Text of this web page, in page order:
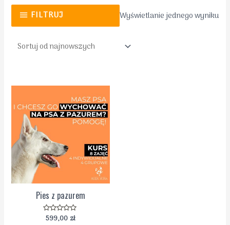
FILTRUJ Wyświetlanie jednego wyniku
Pies z pazurem
Oceniono
599,00 zł